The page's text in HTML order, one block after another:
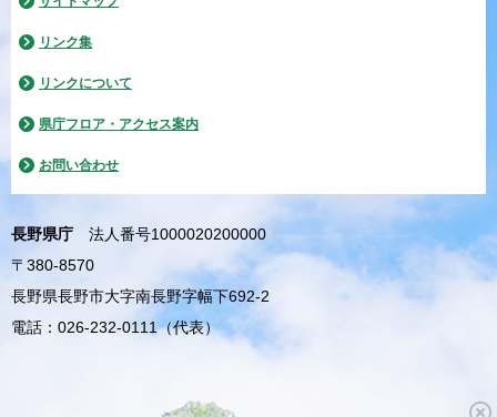
リンク集
リンクについて
県庁フロア・アクセス案内
お問い合わせ
長野県庁
法人番号1000020200000
〒380-8570
長野県長野市大字南長野字幅下692-2
電話：026-232-0111（代表）